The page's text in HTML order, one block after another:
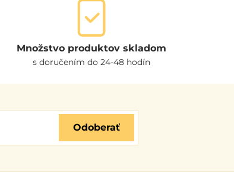
Množstvo produktov skladom
s doručením do 24-48 hodín
Odoberať